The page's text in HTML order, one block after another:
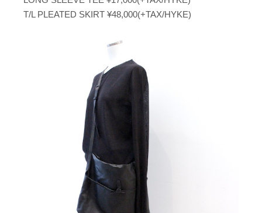
T/L PLEATED SKIRT ¥48,000(+TAX/HYKE)